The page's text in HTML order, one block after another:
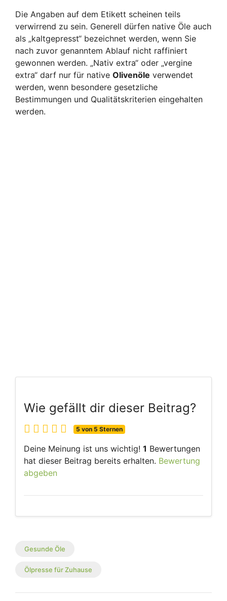
Die Angaben auf dem Etikett scheinen teils
verwirrend zu sein. Generell dürfen native Öle auch
als „kaltgepresst“ bezeichnet werden, wenn Sie
nach zuvor genanntem Ablauf nicht raffiniert
gewonnen werden. „Nativ extra“ oder „vergine
extra“ darf nur für native Olivenöle verwendet
werden, wenn besondere gesetzliche
Bestimmungen und Qualitätskriterien eingehalten
werden.
Wie gefällt dir dieser Beitrag?
5 von 5 Sternen
Deine Meinung ist uns wichtig! 1 Bewertungen
hat dieser Beitrag bereits erhalten. Bewertung
abgeben
Gesunde Öle
Ölpresse für Zuhause